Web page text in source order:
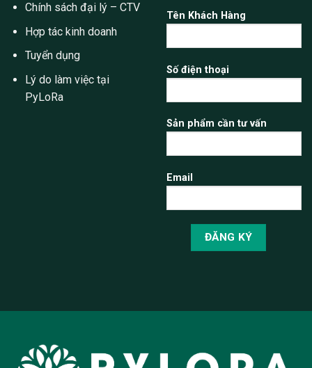
Chính sách đại lý – CTV
Hợp tác kinh doanh
Tuyển dụng
Lý do làm việc tại
PyLoRa
Tên Khách Hàng
Số điện thoại
Sản phẩm cần tư vấn
Email